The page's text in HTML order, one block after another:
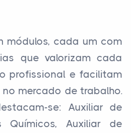
módulos, cada um com
que valorizam cada
profissional e facilitam
mercado de trabalho.
se: Auxiliar de
Químicos, Auxiliar de